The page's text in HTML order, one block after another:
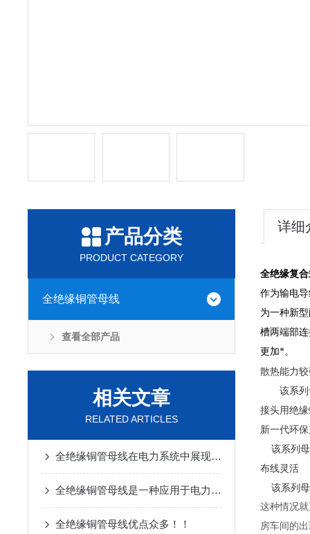
产品分类
PRODUCT CATEGORY
全绝缘铜管母线
查看全部产品
相关文章
RELATED ARTICLES
全绝缘铜管母线在电力系统中展现出了巨大优势
全绝缘铜管母线是一种应用于电力系统中高电压等级的电气设备
全绝缘铜管母线优点众多！！
详细
全绝缘复
作为输电
为一种新
槽两端部
更加*。
散热能力
该系列母
接头用绝
新一代环
该系列母
布线灵活
该系列母
这种情况
房车间的